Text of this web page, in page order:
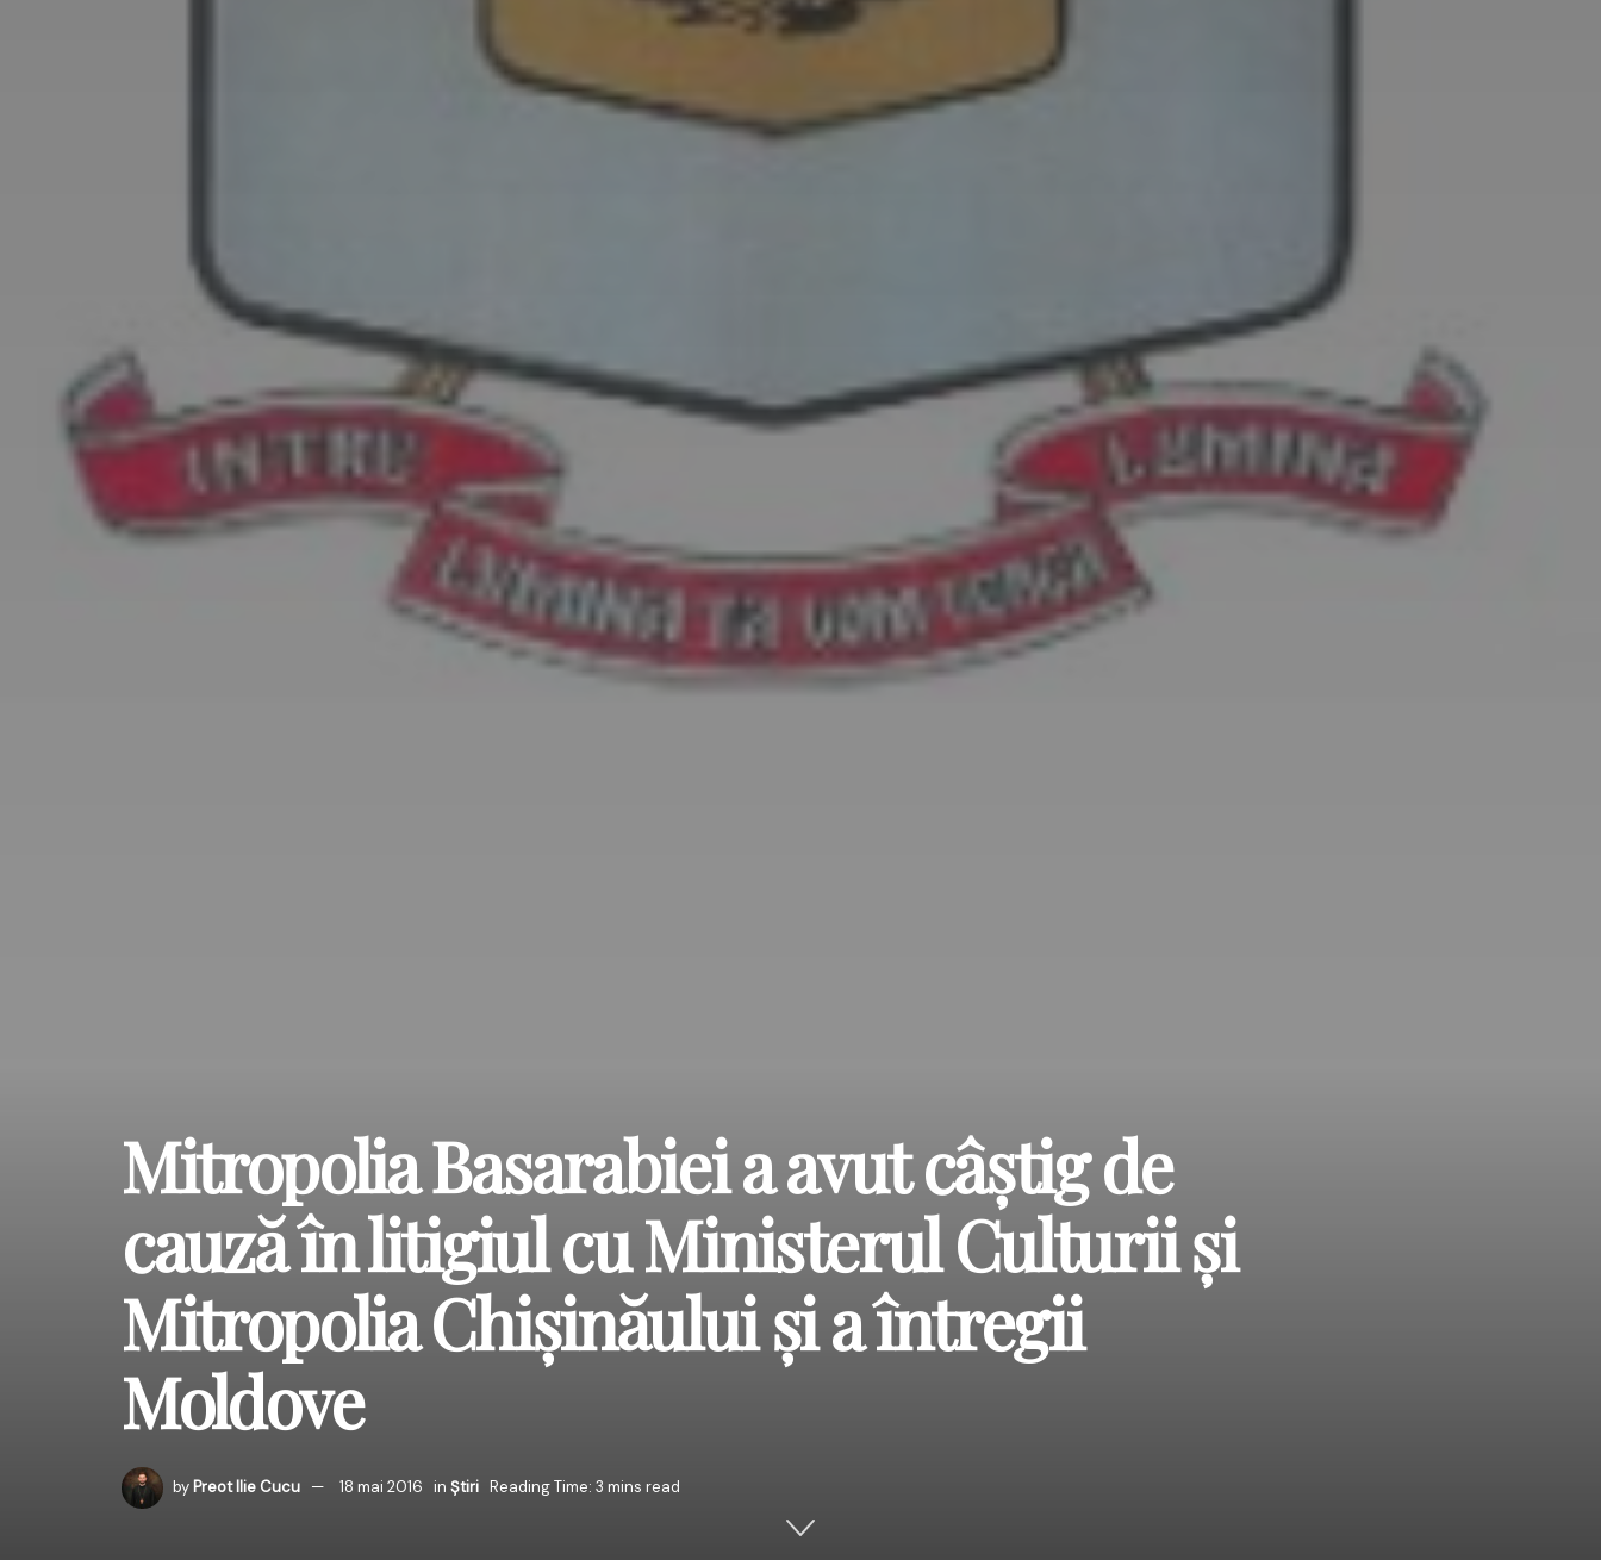
Mitropolia Basarabiei a avut câștig de
cauză în litigiul cu Ministerul Culturii și
Mitropolia Chișinăului și a întregii
Moldove
by Preot Ilie Cucu 18 mai 2016 in Știri Reading Time: 3 mins read